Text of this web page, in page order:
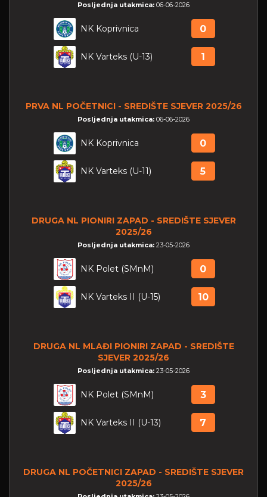
Posljednja utakmica: 06-06-2026
NK Koprivnica 0
NK Varteks (U-13) 1
PRVA NL POČETNICI - SREDIŠTE SJEVER 2025/26
Posljednja utakmica: 06-06-2026
NK Koprivnica 0
NK Varteks (U-11) 5
DRUGA NL PIONIRI ZAPAD - SREDIŠTE SJEVER
2025/26
Posljednja utakmica: 23-05-2026
NK Polet (SMnM) 0
NK Varteks II (U-15) 10
DRUGA NL MLAĐI PIONIRI ZAPAD - SREDIŠTE
SJEVER 2025/26
Posljednja utakmica: 23-05-2026
NK Polet (SMnM) 3
NK Varteks II (U-13) 7
DRUGA NL POČETNICI ZAPAD - SREDIŠTE SJEVER
2025/26